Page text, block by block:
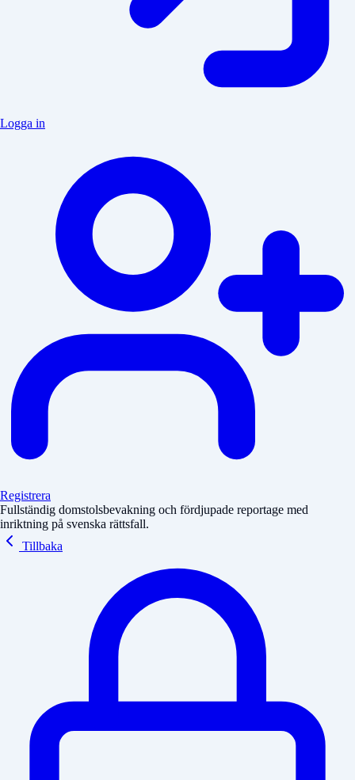
Logga in
Registrera
Fullständig domstolsbevakning och fördjupade reportage med
inriktning på svenska rättsfall.
Tillbaka